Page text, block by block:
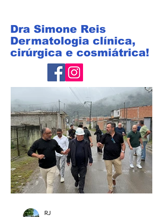
Dra Simone Reis
Dermatologia clínica,
cirúrgica e cosmiátrica!
RJ